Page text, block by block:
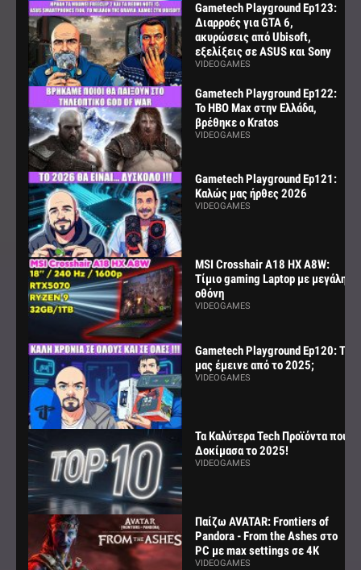
Gametech Playground Ep123:
Διαρροές για GTA 6,
ακυρώσεις από Ubisoft,
εξελίξεις σε ASUS και Sony
VIDEOGAMES
Gametech Playground Ep122:
Το HBO Max στην Ελλάδα,
βρέθηκε ο Kratos
VIDEOGAMES
Gametech Playground Ep121:
Καλώς μας ήρθες 2026
VIDEOGAMES
MSI Crosshair A18 HX A8W:
Τίμιο gaming Laptop με μεγάλη
οθόνη
VIDEOGAMES
Gametech Playground Ep120: Τι
μας έμεινε από το 2025;
VIDEOGAMES
Τα Καλύτερα Tech Προϊόντα που
Δοκίμασα το 2025!
VIDEOGAMES
Παίζω AVATAR: Frontiers of
Pandora - From the Ashes στο
PC με max settings σε 4K
VIDEOGAMES